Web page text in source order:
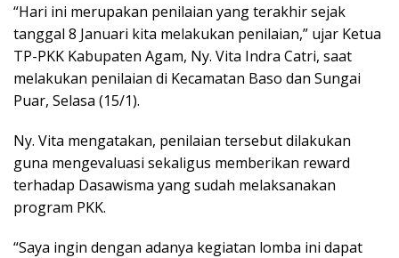
“Hari ini merupakan penilaian yang terakhir sejak
tanggal 8 Januari kita melakukan penilaian,” ujar Ketua
TP-PKK Kabupaten Agam, Ny. Vita Indra Catri, saat
melakukan penilaian di Kecamatan Baso dan Sungai
Puar, Selasa (15/1).
Ny. Vita mengatakan, penilaian tersebut dilakukan
guna mengevaluasi sekaligus memberikan reward
terhadap Dasawisma yang sudah melaksanakan
program PKK.
“Saya ingin dengan adanya kegiatan lomba ini dapat